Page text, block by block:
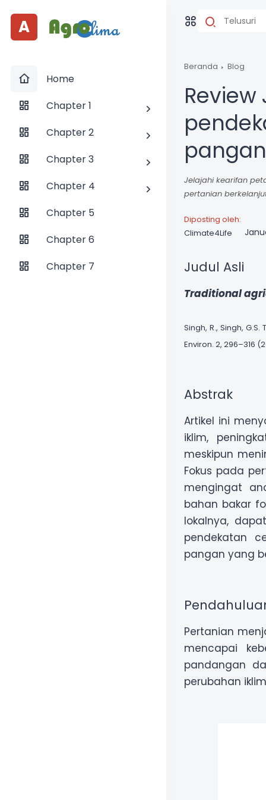
A
Home
Chapter 1
Chapter 2
Chapter 3
Chapter 4
Chapter 5
Chapter 6
Chapter 7
Beranda Blog
Jelajahi kearifan
pertanian
Diposting oleh:
Climate4Life
Judul Asli
Traditional
Singh, R., Singh,
Environ. 2, 296–316
Abstrak
Artikel ini
iklim,
meskipun
Fokus pada
mengingat
bahan bakar
lokalnya,
pendekatan
pangan yang
Pertanian
mencapai
pandangan
perubahan